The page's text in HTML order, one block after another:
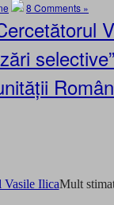
8 Comments »
Mult